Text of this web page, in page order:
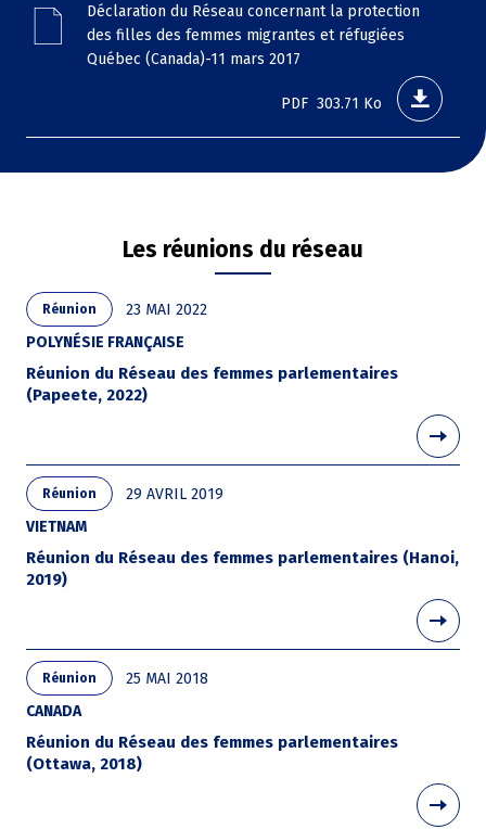
Déclaration du Réseau concernant la protection
des filles des femmes migrantes et réfugiées
Québec (Canada)-11 mars 2017
PDF 303.71 Ko
Les réunions du réseau
Réunion
23 MAI 2022
POLYNÉSIE FRANÇAISE
Réunion du Réseau des femmes parlementaires
(Papeete, 2022)
Réunion
29 AVRIL 2019
VIETNAM
Réunion du Réseau des femmes parlementaires (Hanoi,
2019)
Réunion
25 MAI 2018
CANADA
Réunion du Réseau des femmes parlementaires
(Ottawa, 2018)